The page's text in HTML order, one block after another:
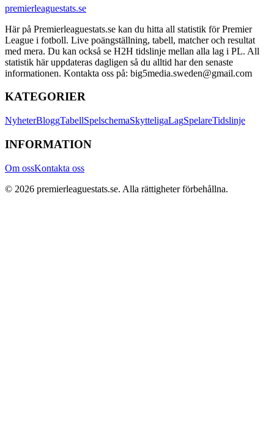
premierleaguestats.se
Här på Premierleaguestats.se kan du hitta all statistik för Premier
League i fotboll. Live poängställning, tabell, matcher och resultat
med mera. Du kan också se H2H tidslinje mellan alla lag i PL. All
statistik här uppdateras dagligen så du alltid har den senaste
informationen. Kontakta oss på: big5media.sweden@gmail.com
KATEGORIER
NyheterBloggTabellSpelschemaSkytteligaLagSpelareTidslinje
INFORMATION
Om ossKontakta oss
© 2026 premierleaguestats.se. Alla rättigheter förbehållna.